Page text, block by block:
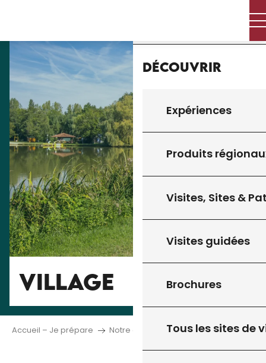
principal
Découvrir
Expériences
Produits
Visites, Sites &
Visites guidées
Brochures
Tous les sites de
VILLAGE
Accueil – Je prépare Notre carte du territoire Cazals